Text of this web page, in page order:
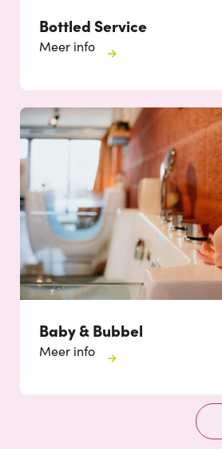
Bottled Service
Meer info
Baby & Bubbel
Meer info